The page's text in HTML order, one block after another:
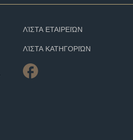
ΛΊΣΤΑ ΕΤΑΙΡΕΙΏΝ
ΛΊΣΤΑ ΚΑΤΗΓΟΡΙΏΝ